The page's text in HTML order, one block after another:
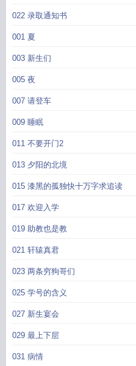
022 录取通知书
001 夏
003 新生们
005 夜
007 请登车
009 睡眠
011 不要开门2
013 夕阳的北境
015 漆黑的孤独快十万字求追读
017 欢迎入学
019 助教也是教
021 轩辕真君
023 两条穷狗哥们
025 学号的含义
027 新生宴会
029 最上下层
031 病情